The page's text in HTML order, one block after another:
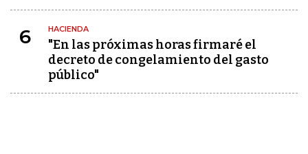
6 HACIENDA
"En las próximas horas firmaré el
decreto de congelamiento del gasto
público"